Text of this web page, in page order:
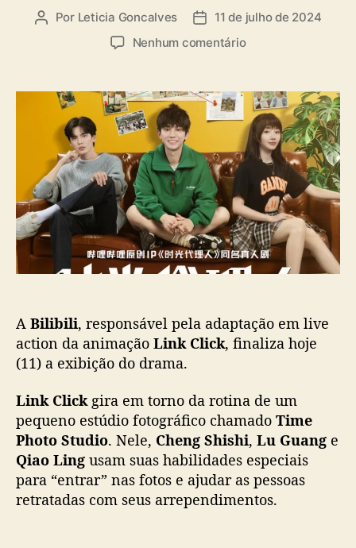
A
r
s
t
Por Leticia Goncalves
D
d
e
p
b
l
i
c
a
ç
ã
11 de julho de 2024
Nenhum comentárioe
i
i
b
f
i
n
a
z
a
b
i
ç
ã
o
d
A Bilibili, responsável pela adaptação em live
action da animação Link Click, finaliza hoje
(11) a exibição do drama.
Link Clickgira em torno da rotina de um
pequeno estúdio fotográfico chamado Time
Photo Studio. Nele, Cheng Shishi, Lu Guang e
Qiao Ling usam suas habilidades especiais
para “entrar” nas fotos e ajudar as pessoas
retratadas com seus arrependimentos.